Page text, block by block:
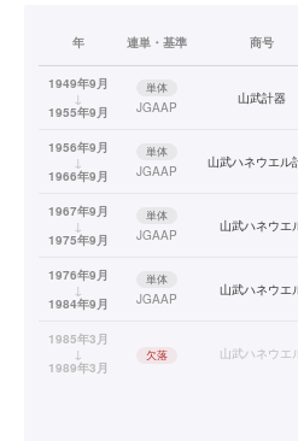
年 連単・基準 商号
1949年9月
↓
1955年9月
単体
JGAAP
山武計器
1956年9月
↓
1966年9月
単体
JGAAP
山武ハネウエル
1967年9月
↓
1975年9月
単体
JGAAP
山武ハネウエ
1976年9月
↓
1984年9月
単体
JGAAP
山武ハネウエ
1985年3月
↓
1989年3月
欠落 山武ハネウエ